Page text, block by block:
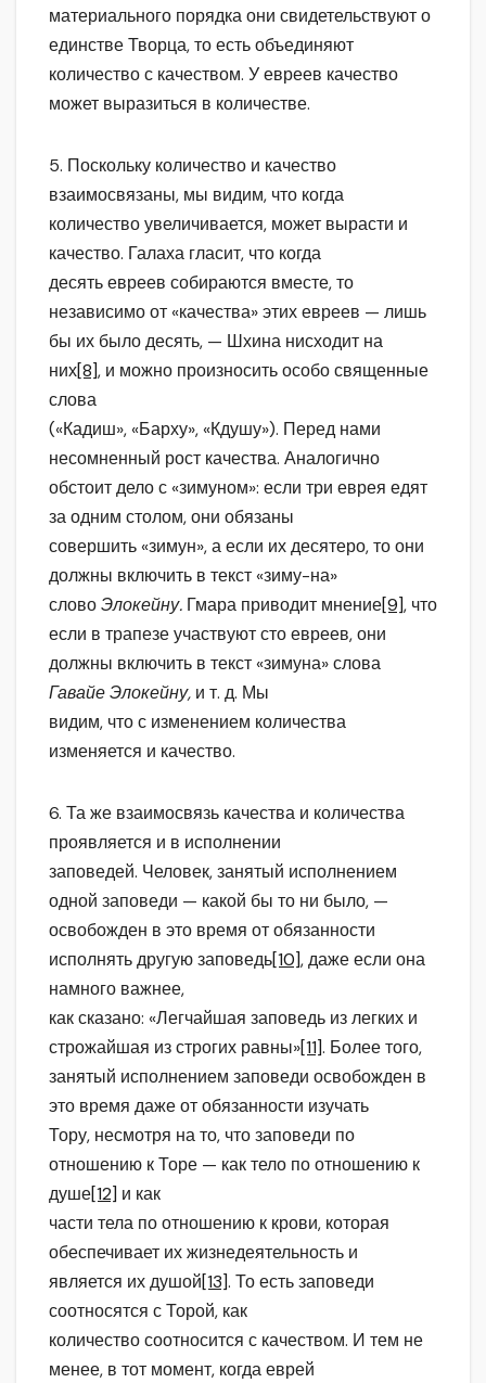
материального порядка они свидетельствуют о
единстве Творца, то есть объединяют
количество с качеством. У евреев качество
может выразиться в количестве.
5. Поскольку количество и качество
взаимосвязаны, мы видим, что когда
количество увеличивается, может вырасти и
качество. Галаха гласит, что когда
десять евреев собираются вместе, то
независимо от «качества» этих евреев — лишь
бы их было десять, — Шхина нисходит на
них[8], и можно произносить особо священные
слова
(«Кадиш», «Барху», «Кдушу»). Перед нами
несомненный рост качества. Аналогично
обстоит дело с «зимуном»: если три еврея едят
за одним столом, они обязаны
совершить «зимун», а если их десятеро, то они
должны включить в текст «зиму-на»
словоЭлокейну. Гмара приводит мнение[9], что
если в трапезе участвуют сто евреев, они
должны включить в текст «зимуна» слова
Гавайе Элокейну, и т. д. Мы
видим, что с изменением количества
изменяется и качество.
6. Та же взаимосвязь качества и количества
проявляется и в исполнении
заповедей. Человек, занятый исполнением
одной заповеди — какой бы то ни было, —
освобожден в это время от обязанности
исполнять другую заповедь[10], даже если она
намного важнее,
как сказано: «Легчайшая заповедь из легких и
строжайшая из строгих равны»[11]. Более того,
занятый исполнением заповеди освобожден в
это время даже от обязанности изучать
Тору, несмотря на то, что заповеди по
отношению к Торе — как тело по отношению к
душе[12] и как
части тела по отношению к крови, которая
обеспечивает их жизнедеятельность и
является их душой[13]. То есть заповеди
соотносятся с Торой, как
количество соотносится с качеством. И тем не
менее, в тот момент, когда еврей